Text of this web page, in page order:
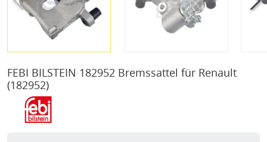
FEBI BILSTEIN 182952 Bremssattel für Renault
(182952)